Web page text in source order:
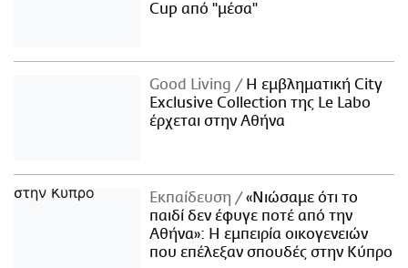
Cup από "μέσα"
Good Living
Η εμβληματική City
Exclusive Collection της Le Labo
έρχεται στην Αθήνα
Εκπαίδευση
«Νιώσαμε ότι το
παιδί δεν έφυγε ποτέ από την
Αθήνα»: Η εμπειρία οικογενειών
που επέλεξαν σπουδές στην Κύπρο